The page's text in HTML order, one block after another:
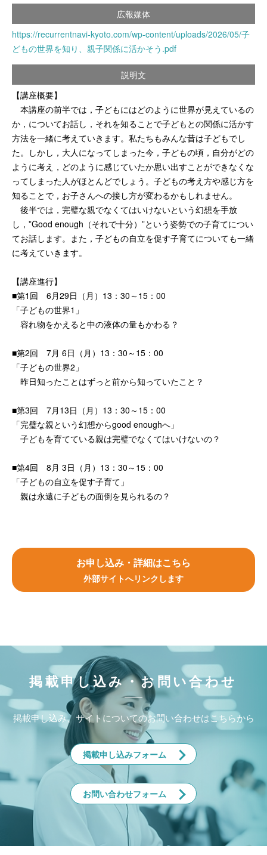
広報媒体
https://recurrentnavi-kyoto.com/wp-content/uploads/2026/05/子
どもの世界を知り、親子関係に活かそう.pdf
説明文
【講座概要】
本講座の前半では，子どもにはどのように世界が見えているの
か，についてお話し，それを知ることで子どもとの関係に活かす
方法を一緒に考えていきます。私たちもみんな昔は子どもでし
た。しかし，大人になってしまった今，子どもの頃，自分がどの
ように考え，どのように感じていたか思い出すことができなくな
ってしまった人がほとんどでしょう。子どもの考え方や感じ方を
知ることで，お子さんへの接し方が変わるかもしれません。
後半では，完璧な親でなくてはいけないという幻想を手放
し，”Good enough（それで十分）”という姿勢での子育てについ
てお話します。また，子どもの自立を促す子育てについても一緒
に考えていきます。
【講座進行】
■第1回 6月29日（月）13：30～15：00
「子どもの世界1」
容れ物をかえると中の液体の量もかわる？
■第2回 7月 6日（月）13：30～15：00
「子どもの世界2」
昨日知ったことはずっと前から知っていたこと？
■第3回 7月13日（月）13：30～15：00
「完璧な親という幻想からgood enoughへ」
子どもを育てている親は完璧でなくてはいけないの？
■第4回 8月 3日（月）13：30～15：00
「子どもの自立を促す子育て」
親は永遠に子どもの面倒を見られるの？
お申し込み・詳細はこちら
外部サイトへリンクします
掲載申し込み・お問い合わせ
掲載申し込み、サイトについてのお問い合わせはこちらから
掲載申し込みフォーム
お問い合わせフォーム